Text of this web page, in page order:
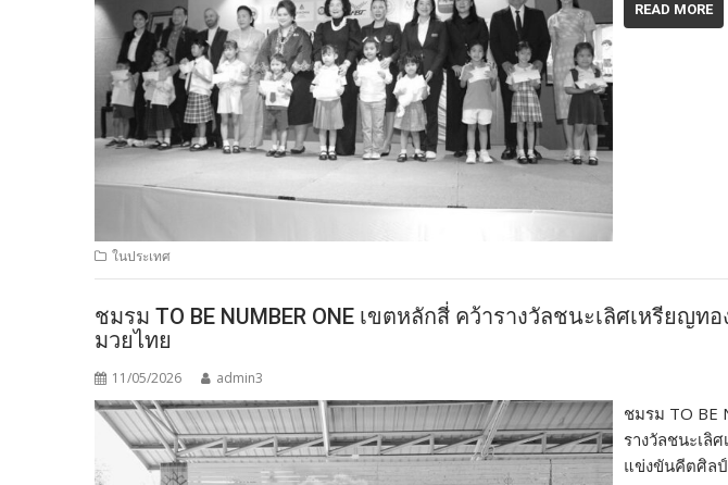
READ MORE
ในประเทศ
ชมรม TO BE NUMBER ONE เขตหลักสี่ คว้ารางวัลชนะเลิศเหรียญ
มวยไทย
11/05/2026 admin3
ชมรม TO BE
รางวัลชนะเลิ
แข่งขันคีตศิล